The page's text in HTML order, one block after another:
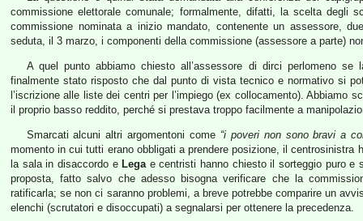
commissione elettorale comunale; formalmente, difatti, la scelta degli
commissione nominata a inizio mandato, contenente un assessore,
seduta, il 3 marzo, i componenti della commissione (assessore a parte)
A quel punto abbiamo chiesto all’assessore di dirci perlomeno
finalmente stato risposto che dal punto di vista tecnico e normativo si
l’iscrizione alle liste dei centri per l’impiego (ex collocamento). Abbiamo
il proprio basso reddito, perché si prestava troppo facilmente a
Smarcati alcuni altri argomentoni come “i poveri non sono bravi a
momento in cui tutti erano obbligati a prendere posizione, il centrosinistra
la sala in disaccordo e Legae centristi hanno chiesto il sorteggio puro e
proposta, fatto salvo che adesso bisogna verificare che la
ratificarla; se non ci saranno problemi, a breve potrebbe comparire un
elenchi (scrutatori e disoccupati) a segnalarsi per ottenere la precedenza.